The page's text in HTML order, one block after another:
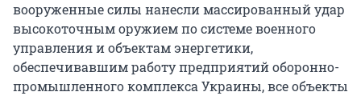
вооруженные силы нанесли массированный удар
высокоточным оружием по системе военного
управления и объектам энергетики,
обеспечивавшим работу предприятий оборонно-
промышленного комплекса Украины, все объекты